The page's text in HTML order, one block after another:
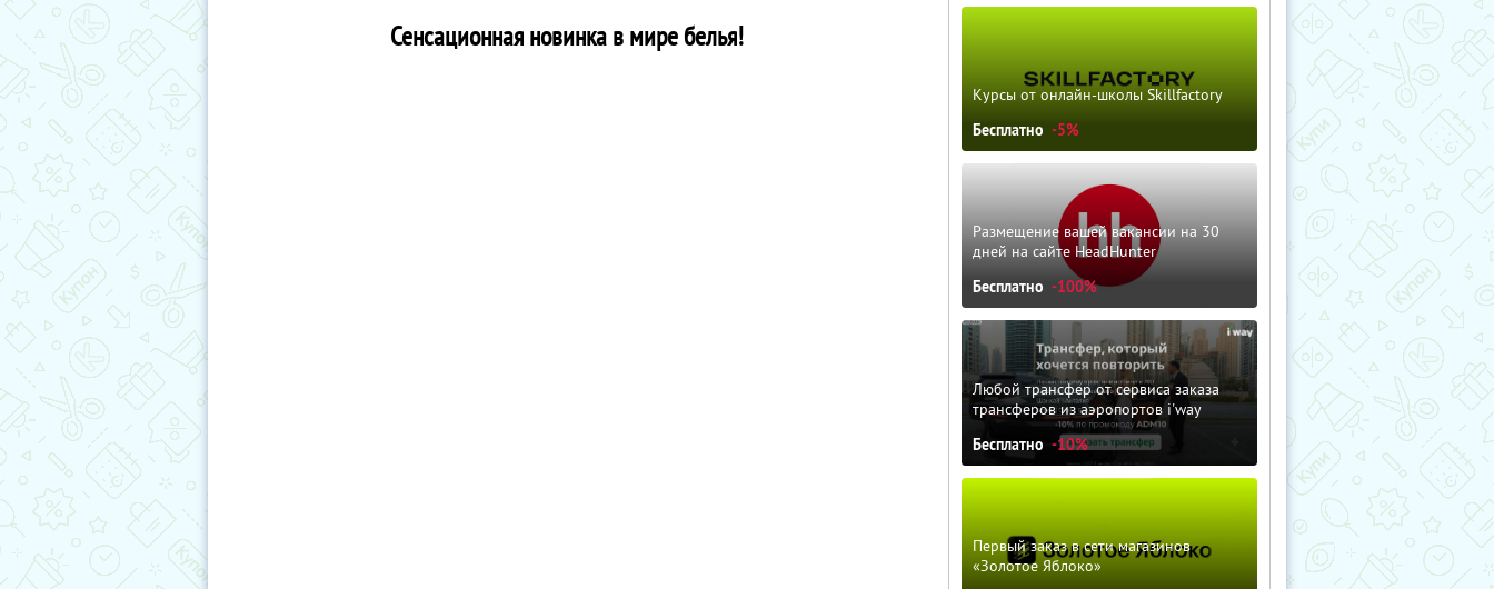
Сенсационная новинка в мире белья!
Курсы от онлайн-школы Skillfactory
Бесплатно -5%
Размещение вашей вакансии на 30
дней на сайте HeadHunter
Бесплатно -100%
Любой трансфер от сервиса заказа
трансферов из аэропортов i'way
Бесплатно -10%
Первый заказ в сети магазинов
«Золотое Яблоко»